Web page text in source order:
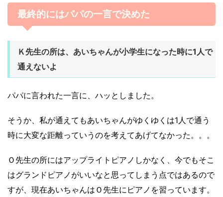
最終的にはパパの一言で決めた
Ｋ先生の所は、あいちゃんが小学生になった時に1人で
通えないよ
パパに言われた一言に、ハッとしました。
そうか、私が通えてもあいちゃんがゆくゆくは1人で通う
時に大変な距離っていうのを考えてあげてなかった。。。
Ｏ先生の所にはアップライトピアノしかなく、今でもそこ
はグランドピアノがいいなと思ってしまう点ではあるので
すが、現在あいちゃんはＯ先生にピアノを習っています。